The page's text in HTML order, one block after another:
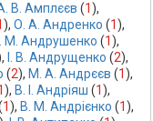
В. Амплєєв (1),
), О. А. Андренко (1),
М. Андрушенко (1),
І. В. Андрущенко (2),
(2), М. А. Андрєєв (1),
), В. І. Андріяш (1),
1), В. М. Андрієнко (1),